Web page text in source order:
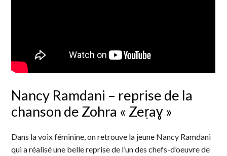
Nancy Ramdani – reprise de la
chanson de Zohra « Zeṛaɣ »
Dans la voix féminine, on retrouve la jeune Nancy Ramdani
qui a réalisé une belle reprise de l’un des chefs-d’oeuvre de